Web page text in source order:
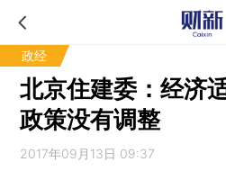
政经
北京住建委：经济
政策没有调整
2017年09月13日 09:37